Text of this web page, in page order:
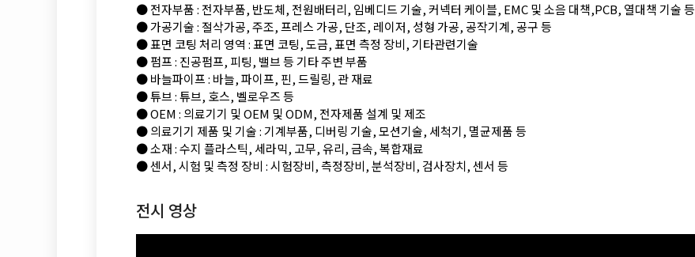
● 전자부품 : 전자부품, 반도체, 전원배터리, 임베디드 기술, 커넥터 케이블, EMC 및 소음 대책,PCB, 열대책 기술 등
● 가공기술 : 절삭가공, 주조, 프레스 가공, 단조, 레이저, 성형 가공, 공작기계, 공구 등
● 표면 코팅 처리 영역 : 표면 코팅, 도금, 표면 측정 장비, 기타관련기술
● 펌프 : 진공펌프, 피팅, 밸브 등 기타 주변 부품
● 바늘파이프 : 바늘, 파이프, 핀, 드릴링, 관 재료
● 튜브 : 튜브, 호스, 벨로우즈 등
● OEM : 의료기기 및 OEM 및 ODM, 전자제품 설계 및 제조
● 의료기기 제품 및 기술 : 기계부품, 디버링 기술, 모션기술, 세척기, 멸균제품 등
● 소재 : 수지 플라스틱, 세라믹, 고무, 유리, 금속, 복합재료
● 센서, 시험 및 측정 장비 : 시험장비, 측정장비, 분석장비, 검사장치, 센서 등
전시 영상